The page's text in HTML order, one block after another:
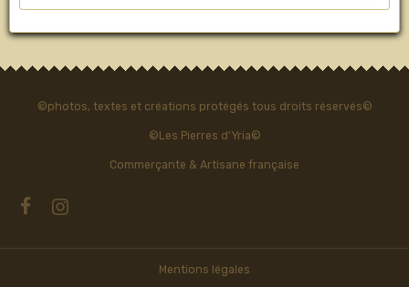
©photos, textes et créations protégés tous droits réservés©
©Les Pierres d'Yria©
Commerçante & Artisane française
Mentions légales